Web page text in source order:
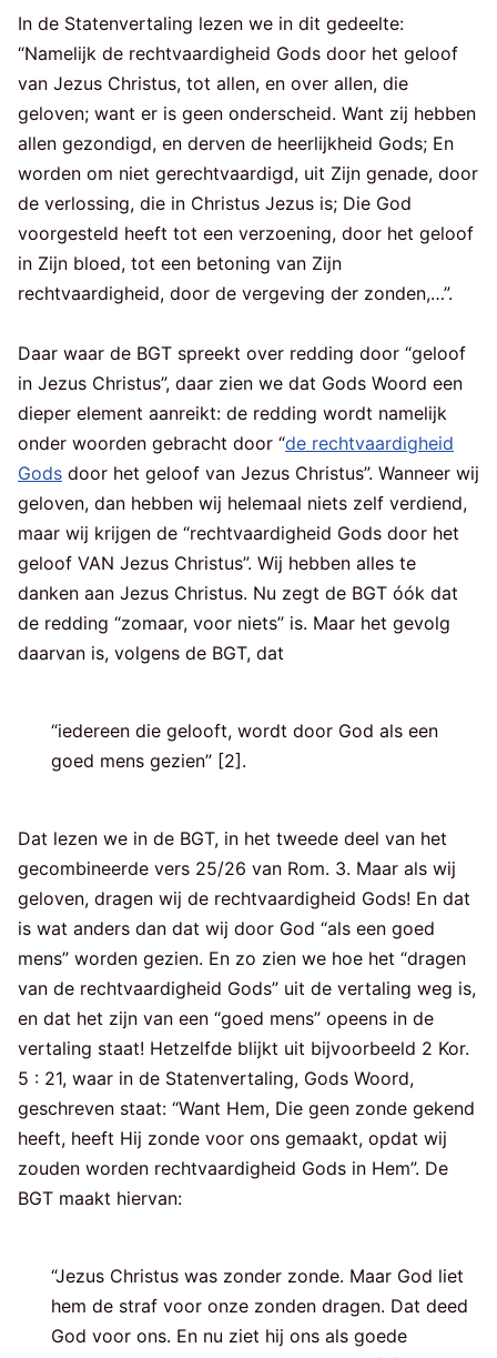
In de Statenvertaling lezen we in dit gedeelte:
“Namelijk de rechtvaardigheid Gods door het geloof
van Jezus Christus, tot allen, en over allen, die
geloven; want er is geen onderscheid. Want zij hebben
allen gezondigd, en derven de heerlijkheid Gods; En
worden om niet gerechtvaardigd, uit Zijn genade, door
de verlossing, die in Christus Jezus is; Die God
voorgesteld heeft tot een verzoening, door het geloof
in Zijn bloed, tot een betoning van Zijn
rechtvaardigheid, door de vergeving der zonden,…”.
Daar waar de BGT spreekt over redding door “geloof
in Jezus Christus”, daar zien we dat Gods Woord een
dieper element aanreikt: de redding wordt namelijk
onder woorden gebracht door “de rechtvaardigheid
Gods door het geloof van Jezus Christus”. Wanneer wij
geloven, dan hebben wij helemaal niets zelf verdiend,
maar wij krijgen de “rechtvaardigheid Gods door het
geloof VAN Jezus Christus”. Wij hebben alles te
danken aan Jezus Christus. Nu zegt de BGT óók dat
de redding “zomaar, voor niets” is. Maar het gevolg
daarvan is, volgens de BGT, dat
“iedereen die gelooft, wordt door God als een
goed mens gezien” [2].
Dat lezen we in de BGT, in het tweede deel van het
gecombineerde vers 25/26 van Rom. 3. Maar als wij
geloven, dragen wij de rechtvaardigheid Gods! En dat
is wat anders dan dat wij door God “als een goed
mens” worden gezien. En zo zien we hoe het “dragen
van de rechtvaardigheid Gods” uit de vertaling weg is,
en dat het zijn van een “goed mens” opeens in de
vertaling staat! Hetzelfde blijkt uit bijvoorbeeld 2 Kor.
5 : 21, waar in de Statenvertaling, Gods Woord,
geschreven staat: “Want Hem, Die geen zonde gekend
heeft, heeft Hij zonde voor ons gemaakt, opdat wij
zouden worden rechtvaardigheid Gods in Hem”. De
BGT maakt hiervan:
“Jezus Christus was zonder zonde. Maar God liet
hem de straf voor onze zonden dragen. Dat deed
God voor ons. En nu ziet hij ons als goede